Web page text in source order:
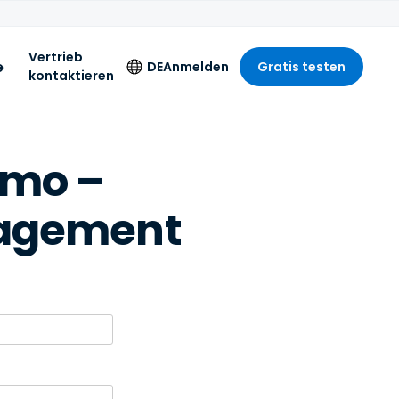
Vertrieb
kontaktieren
DE
English
Español
Nederlands
Português
简体中文
Anmelden Gratis testen
–